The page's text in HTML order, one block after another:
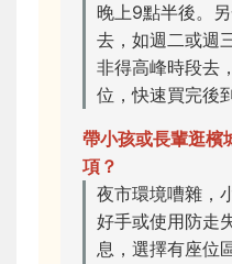
晚上9點半後。
去，如週二或週
非得高峰時段去
位，快速買完後
帶小孩或長輩逛檳
項？
夜市環境嘈雜，
好手或使用防走
息，選擇有座位